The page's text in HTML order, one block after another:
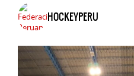
HOCKEYPERU